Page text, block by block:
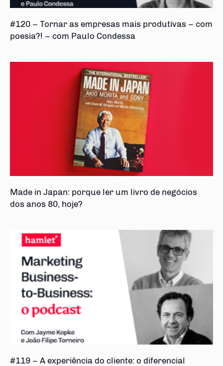
#120 – Tornar as empresas mais produtivas – com
poesia?! – com Paulo Condessa
Made in Japan: porque ler um livro de negócios
dos anos 80, hoje?
#119 – A experiência do cliente: o diferencial